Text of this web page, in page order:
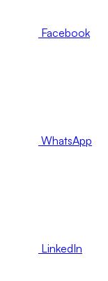
Facebook
WhatsApp
LinkedIn